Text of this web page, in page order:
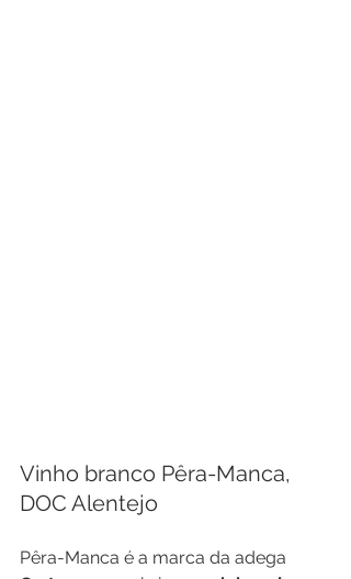
Vinho branco Pêra-Manca,
DOC Alentejo
Pêra-Manca é a marca da adega